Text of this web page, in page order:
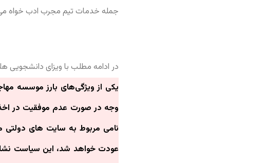
جمله خدمات تیم مجرب ادب خواه می
در ادامه مطلب با ویزای دانشجویی
یکی از ویژگی‌های بارز موسسه
وجه در صورت عدم موفقیت در اخذ
نامی مربوط به سایت های
عودت خواهد شد، این سیاست